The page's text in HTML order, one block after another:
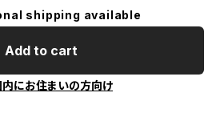
shipping available
Add to cart
内にお住まいの方向け